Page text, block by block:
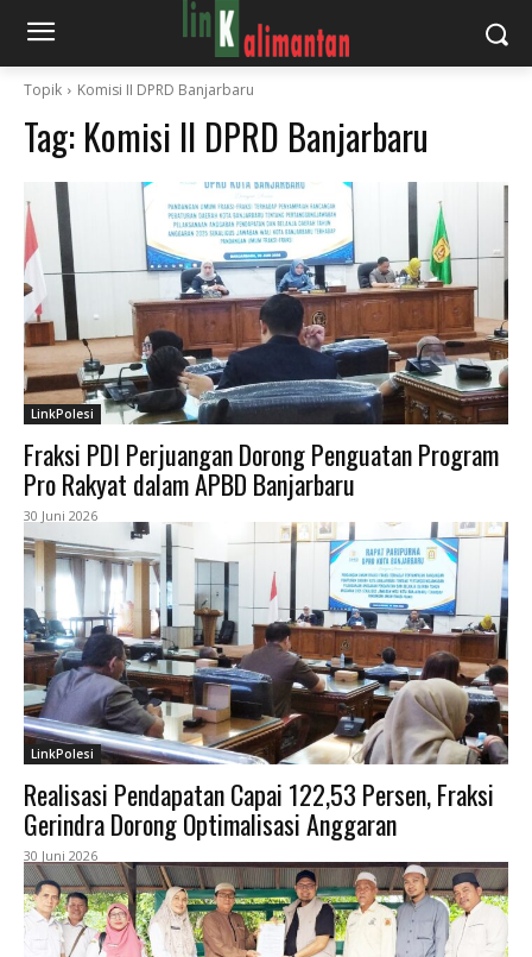
Topik Komisi II DPRD Banjarbaru
Tag: Komisi II DPRD Banjarbaru
LinkPolesi
Fraksi PDI Perjuangan Dorong Penguatan Program
Pro Rakyat dalam APBD Banjarbaru
30 Juni 2026
LinkPolesi
Realisasi Pendapatan Capai 122,53 Persen, Fraksi
Gerindra Dorong Optimalisasi Anggaran
30 Juni 2026